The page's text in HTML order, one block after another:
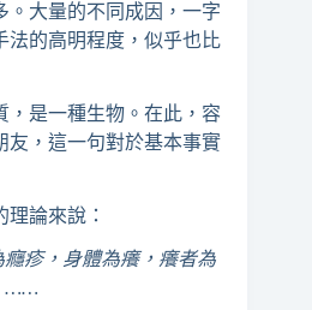
。大量的不同成因，一字
法的高明程度，似乎也比
，是一種生物。在此，容
友，這一句對於基本事實
論來說：
疹，身體為癢，癢者為
……